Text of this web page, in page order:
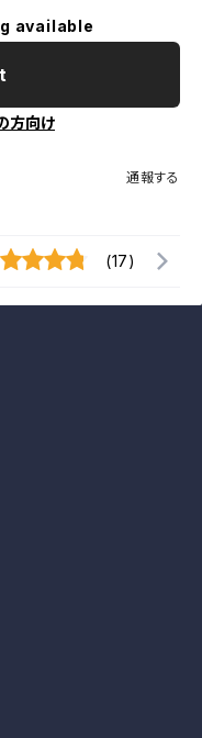
available
方向け
通報する
(17)